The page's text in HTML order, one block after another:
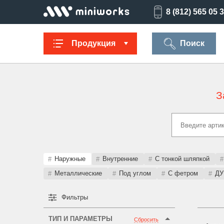
8 (812) 565 05
Продукция Поиск
Опоры
Колпачки на
Наружные Внутренние С тонкой шляпкой
Металлические
Под углом С фетром ДУ
Фильтры
ТИП И ПАРАМЕТРЫ Сбросить